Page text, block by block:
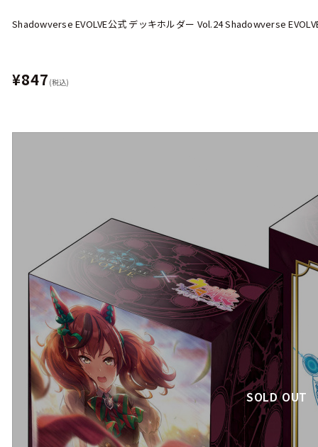
Shadowverse EVOLVE公式 デッキホルダー Vol.24 Shadowverse
¥847 (税込)
SOLD OUT